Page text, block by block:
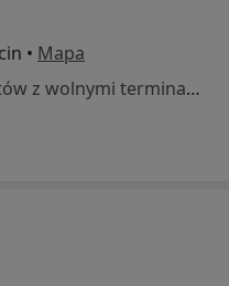
• Mapa
Brak dostępnych specjalistów z wolnymi terminami w tym centrum medycznym.